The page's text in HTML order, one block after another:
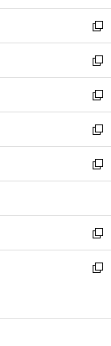
開
く
ウ
で
開
く
ン
ド
ウ
で
開
く
ウ
ィ
ン
ド
ウ
で
開
く
新
し
い
ウ
ィ
ン
ド
ウ
で
開
新
し
い
ウ
ィ
ン
ド
ウ
開
く
新
し
い
ウ
ィ
ン
ウ
で
開
く
新
し
い
ウ
ン
ド
ウ
で
新
し
ウ
ィ
ン
ド
開
新
し
い
ン
新
ウ